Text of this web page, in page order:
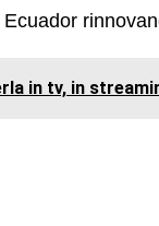
in tv, in